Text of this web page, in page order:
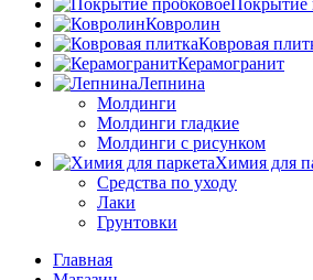
Ковролин
Ковровая
Керамогранит
Лепнина
Молдинги
Молдинги гладкие
Молдинги с рисунком
Химия для
Средства по уходу
Лаки
Грунтовки
Главная